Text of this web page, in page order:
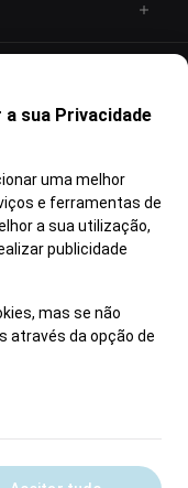
sua Privacidade
uma melhor
e ferramentas de
a sua utilização,
publicidade
mas se não
através da opção de